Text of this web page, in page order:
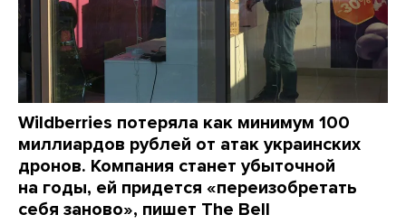
Wildberries потеряла как минимум 100
миллиардов рублей от атак украинских
дронов. Компания станет убыточной
на годы, ей придется «переизобретать
себя заново», пишет The Bell